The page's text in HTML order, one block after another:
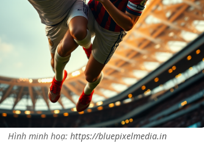
Hình minh hoạ:https://bluepixelmedia.in